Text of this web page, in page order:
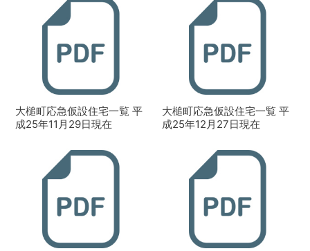
大槌町応急仮設住宅一覧 平
成25年11月29日現在
大槌町応急仮設住宅一覧 平
成25年12月27日現在